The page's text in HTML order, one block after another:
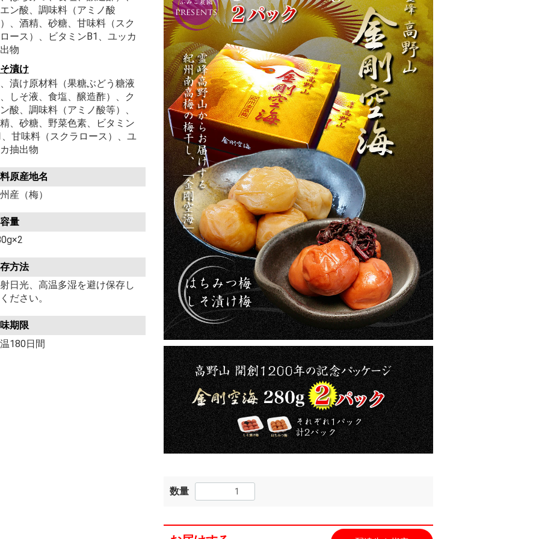
数量
ン酸、調味料（アミノ酸
、酒精、砂糖、甘味料（スク
ース）、ビタミンB1、ユッカ
物
漬け
漬け原材料（果糖ぶどう糖液
しそ液、食塩、醸造酢）、ク
酸、調味料（アミノ酸等）、
、砂糖、野菜色素、ビタミン
、甘味料（スクラロース）、ユ
抽出物
原産地名
産（梅）
量
方法
日光、高温多湿を避け保存し
ださい。
期限
180日間